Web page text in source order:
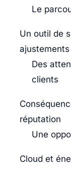
Le
Un outil de
Des
clients
réputation
Une
Cloud et